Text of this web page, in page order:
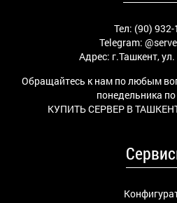
Тел: (90)
Telegram:
Адрес: г.Ташкент,
Обращайтесь к нам по любым
понедельника
КУПИТЬ СЕРВЕР В